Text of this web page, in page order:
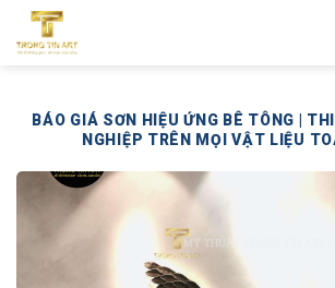
qua
BÁO GIÁ SƠN HIỆU ỨNG BÊ TÔNG |
NGHIỆP TRÊN MỌI VẬT LIỆU